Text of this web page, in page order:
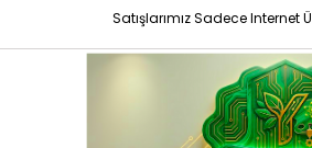
Satışlarımız Sadece Internet